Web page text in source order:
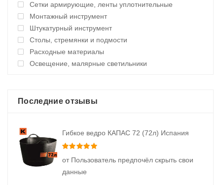
Сетки армирующие, ленты уплотнительные
Монтажный инструмент
Штукатурный инструмент
Столы, стремянки и подмости
Расходные материалы
Освещение, малярные светильники
Последние отзывы
Гибкое ведро КАПАС 72 (72л) Испания
от Пользователь предпочёл скрыть свои
данные